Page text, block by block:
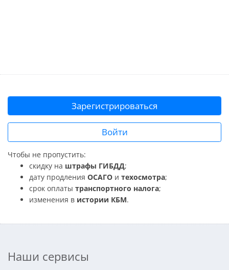
Зарегистрироваться
Войти
Чтобы не пропустить:
скидку на штрафы ГИБДД;
дату продления ОСАГО и техосмотра;
срок оплаты транспортного налога;
изменения в истории КБМ.
Наши сервисы